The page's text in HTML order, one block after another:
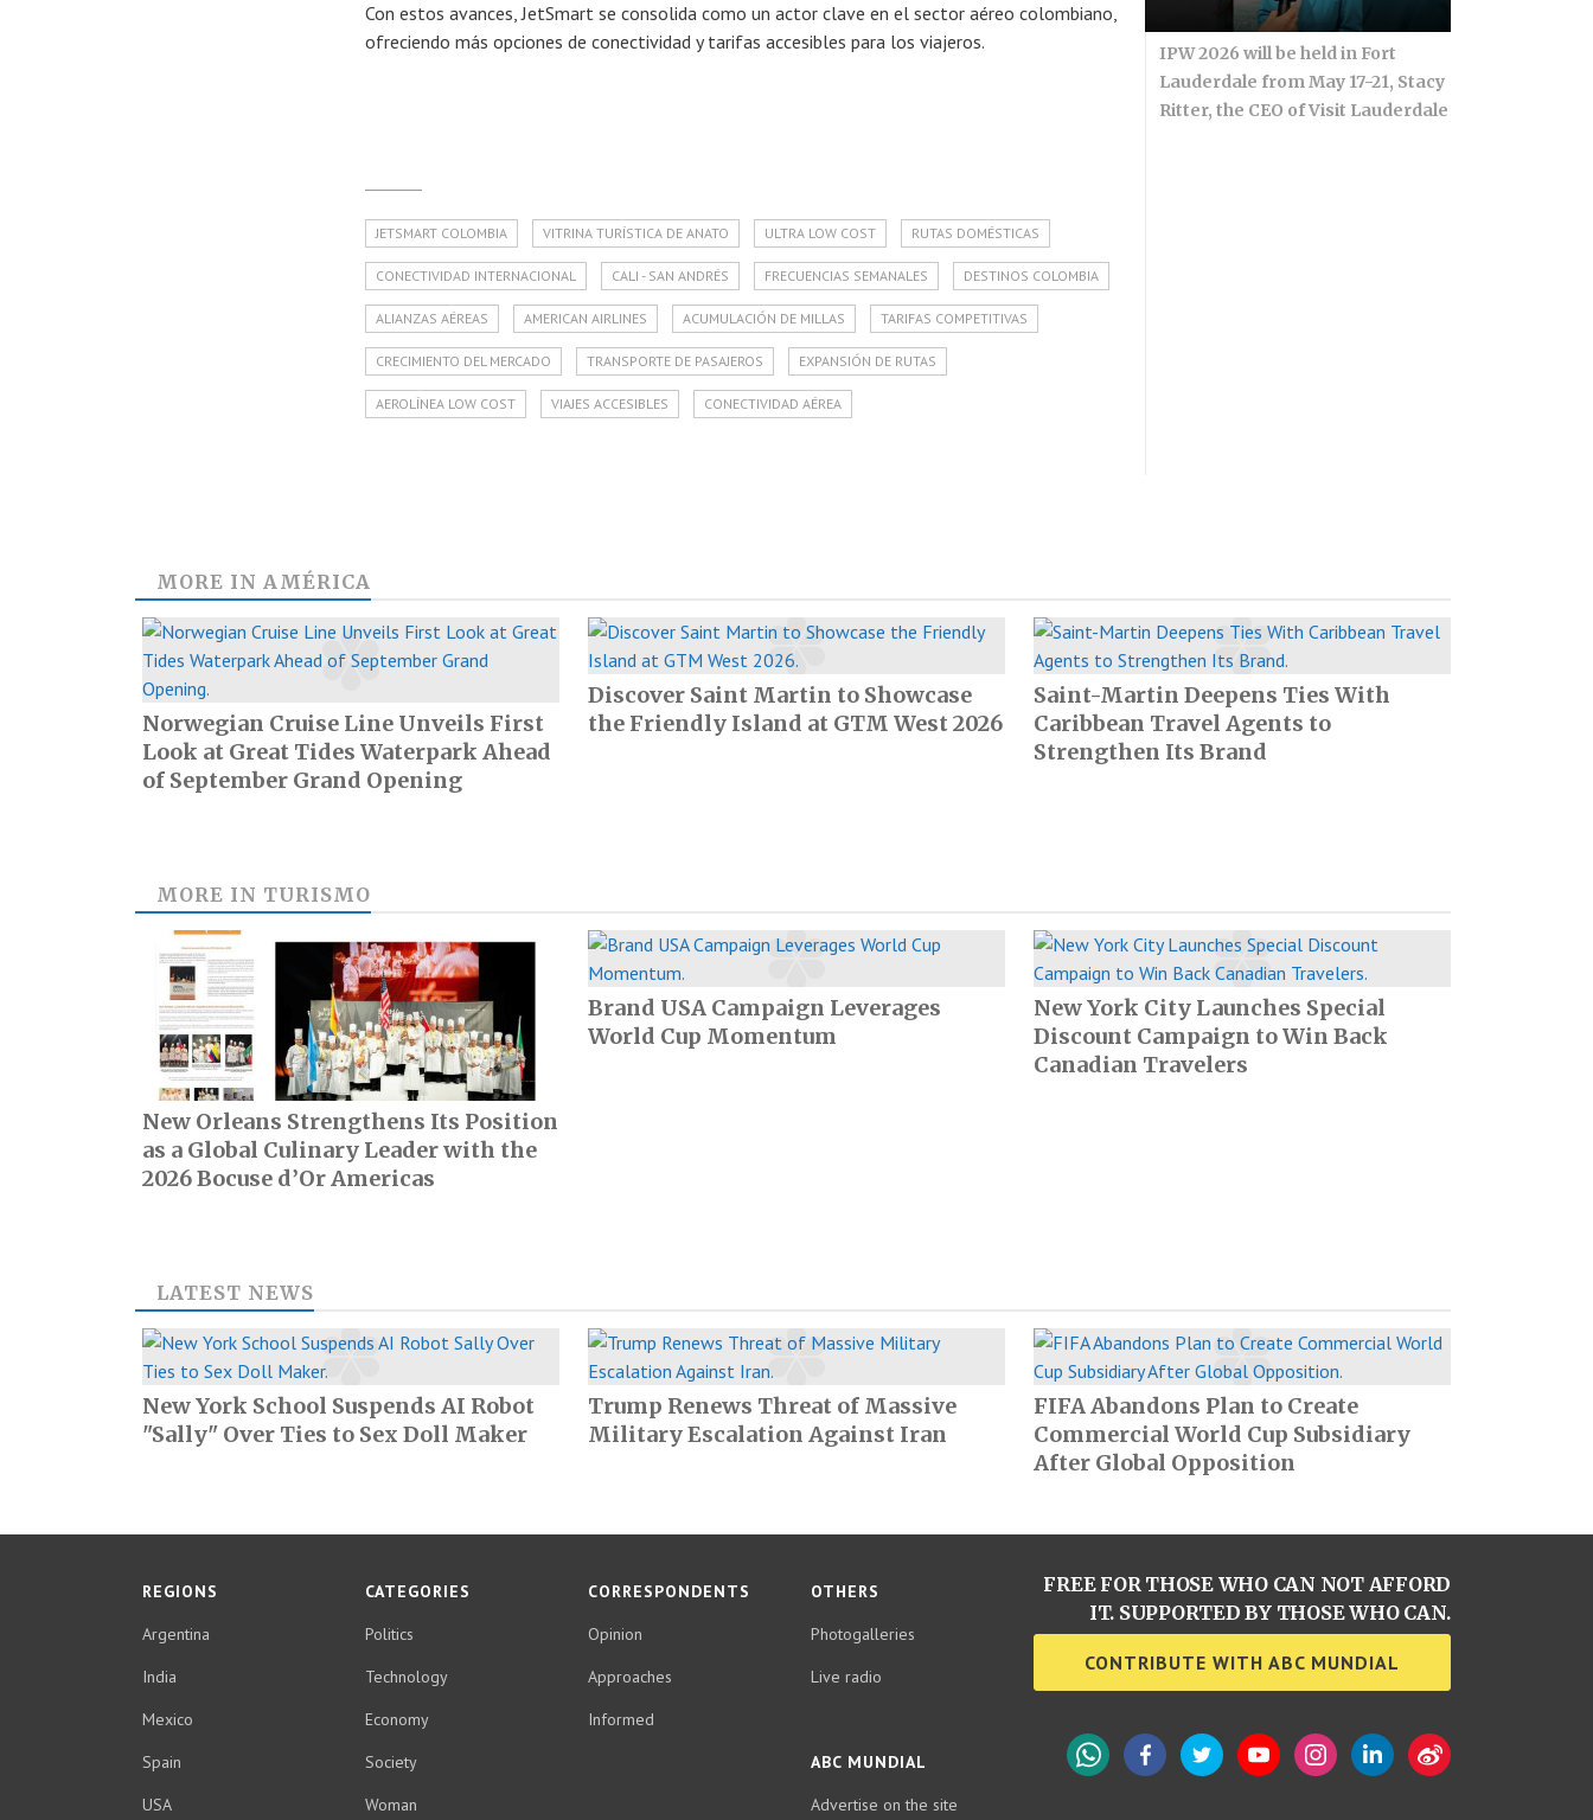
Con estos avances, JetSmart se consolida como un actor clave en el sector aéreo colombiano,
ofreciendo más opciones de conectividad y tarifas accesibles para los viajeros.
JETSMART COLOMBIA VITRINA TURÍSTICA DE ANATO ULTRA LOW COST RUTAS DOMÉSTICAS
CONECTIVIDAD INTERNACIONAL CALI - SAN ANDRÉS FRECUENCIAS SEMANALES DESTINOS COLOMBIA
ALIANZAS AÉREAS AMERICAN AIRLINES ACUMULACIÓN DE MILLAS TARIFAS COMPETITIVAS
CRECIMIENTO DEL MERCADO TRANSPORTE DE PASAJEROS EXPANSIÓN DE RUTAS
AEROLÍNEA LOW COST VIAJES ACCESIBLES CONECTIVIDAD AÉREA
IPW 2026 will be held in Fort
Lauderdale from May 17-21, Stacy
Ritter, the CEO of Visit Lauderdale
MORE IN AMÉRICA
Norwegian Cruise Line Unveils First
Look at Great Tides Waterpark Ahead
of September Grand Opening
Discover Saint Martin to Showcase
the Friendly Island at GTM West 2026
Saint-Martin Deepens Ties With
Caribbean Travel Agents to
Strengthen Its Brand
MORE IN TURISMO
New Orleans Strengthens Its Position
as a Global Culinary Leader with the
2026 Bocuse d’Or Americas
Brand USA Campaign Leverages
World Cup Momentum
New York City Launches Special
Discount Campaign to Win Back
Canadian Travelers
LATEST NEWS
New York School Suspends AI Robot
"Sally" Over Ties to Sex Doll Maker
Trump Renews Threat of Massive
Military Escalation Against Iran
FIFA Abandons Plan to Create
Commercial World Cup Subsidiary
After Global Opposition
REGIONS
Argentina
India
Mexico
Spain
USA
CATEGORIES
Politics
Technology
Economy
Society
Woman
CORRESPONDENTS
Opinion
Approaches
Informed
OTHERS
Photogalleries
Live radio
ABC MUNDIAL
Advertise on the site
FREE FOR THOSE WHO CAN NOT AFFORD
IT. SUPPORTED BY THOSE WHO CAN.
CONTRIBUTE WITH ABC MUNDIAL